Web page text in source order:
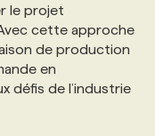
le projet
cette approche
de production
en
défis de l’industrie